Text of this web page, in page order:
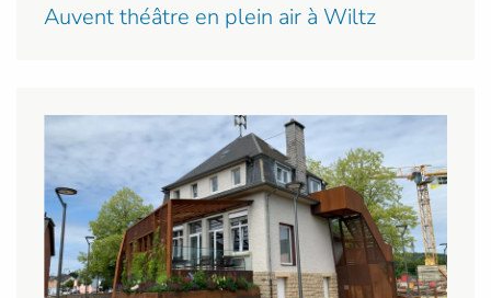
Auvent théâtre en plein air à Wiltz